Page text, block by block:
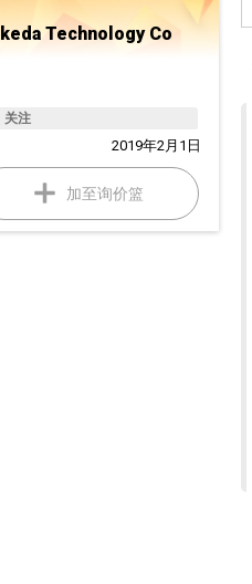
Technology Co
关注
2019年2月1日
加至询价篮